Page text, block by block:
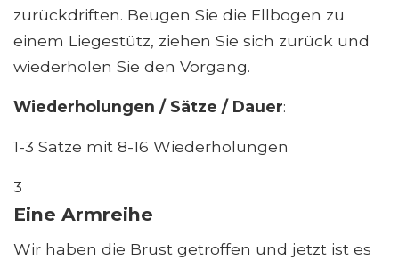
zurückdriften. Beugen Sie die Ellbogen zu
einem Liegestütz, ziehen Sie sich zurück und
wiederholen Sie den Vorgang.
Wiederholungen / Sätze / Dauer:
1-3 Sätze mit 8-16 Wiederholungen
3
Eine Armreihe
Wir haben die Brust getroffen und jetzt ist es